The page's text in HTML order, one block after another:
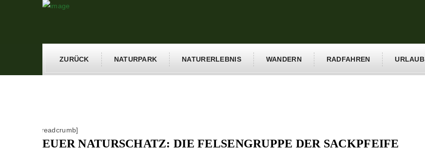
ZURÜCK NATURPARK NATURERLEBNIS WANDERN RADFAHREN URLAUB
[breadcrumb]
EUER NATURSCHATZ: DIE FELSENGRUPPE DER SACKPFEIFE